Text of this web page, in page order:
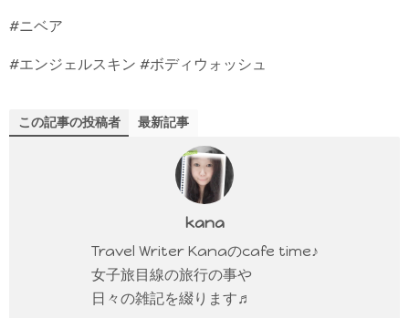
#ニベア
#エンジェルスキン #ボディウォッシュ
この記事の投稿者 最新記事
kana
Travel Writer Kanaのcafe time♪
女子旅目線の旅行の事や
日々の雑記を綴ります♬